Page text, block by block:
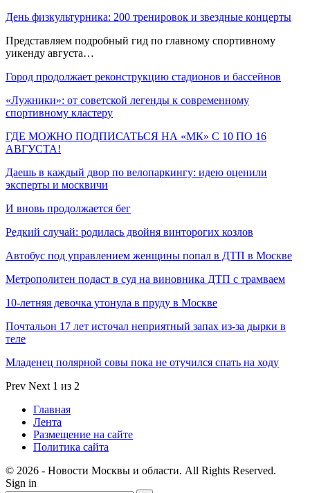
День физкультурника: 200 тренировок и звездные концерты
Представляем подробный гид по главному спортивному
уикенду августа…
Город продолжает реконструкцию стадионов и бассейнов
«Лужники»: от советской легенды к современному
спортивному кластеру
ГДЕ МОЖНО ПОДПИСАТЬСЯ НА «МК» С 10 ПО 16
АВГУСТА!
Даешь в каждый двор по велопаркингу: идею оценили
эксперты и москвичи
И вновь продолжается бег
Редкий случай: родилась двойня винторогих козлов
Автобус под управлением женщины попал в ДТП в Москве
Метрополитен подаст в суд на виновника ДТП с трамваем
10-летняя девочка утонула в пруду в Москве
Почтальон 17 лет источал неприятный запах из-за дырки в
теле
Младенец полярной совы пока не отучился спать на ходу
Prev Next 1 из 2
Главная
Лента
Размещение на сайте
Политика сайта
© 2026 - Новости Москвы и области. All Rights Reserved.
Sign in